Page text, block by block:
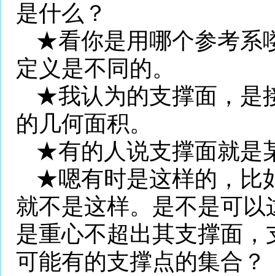
是什么？
★看你是用哪个参考系
定义是不同的。
★我认为的支撑面，是
的几何面积。
★有的人说支撑面就是
★嗯有时是这样的，比
就不是这样。是不是可
是重心不超出其支撑面
可能有的支撑点的集合？